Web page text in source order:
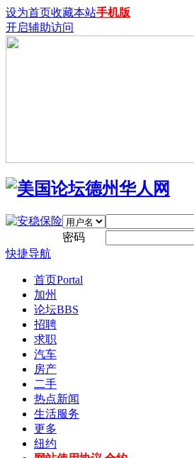
设为首页收藏本站手机版
开启辅助访问
密码
快捷导航
首页Portal
加州
论坛BBS
招聘
求职
汽车
房产
二手
热点新闻
生活服务
更多
纽约